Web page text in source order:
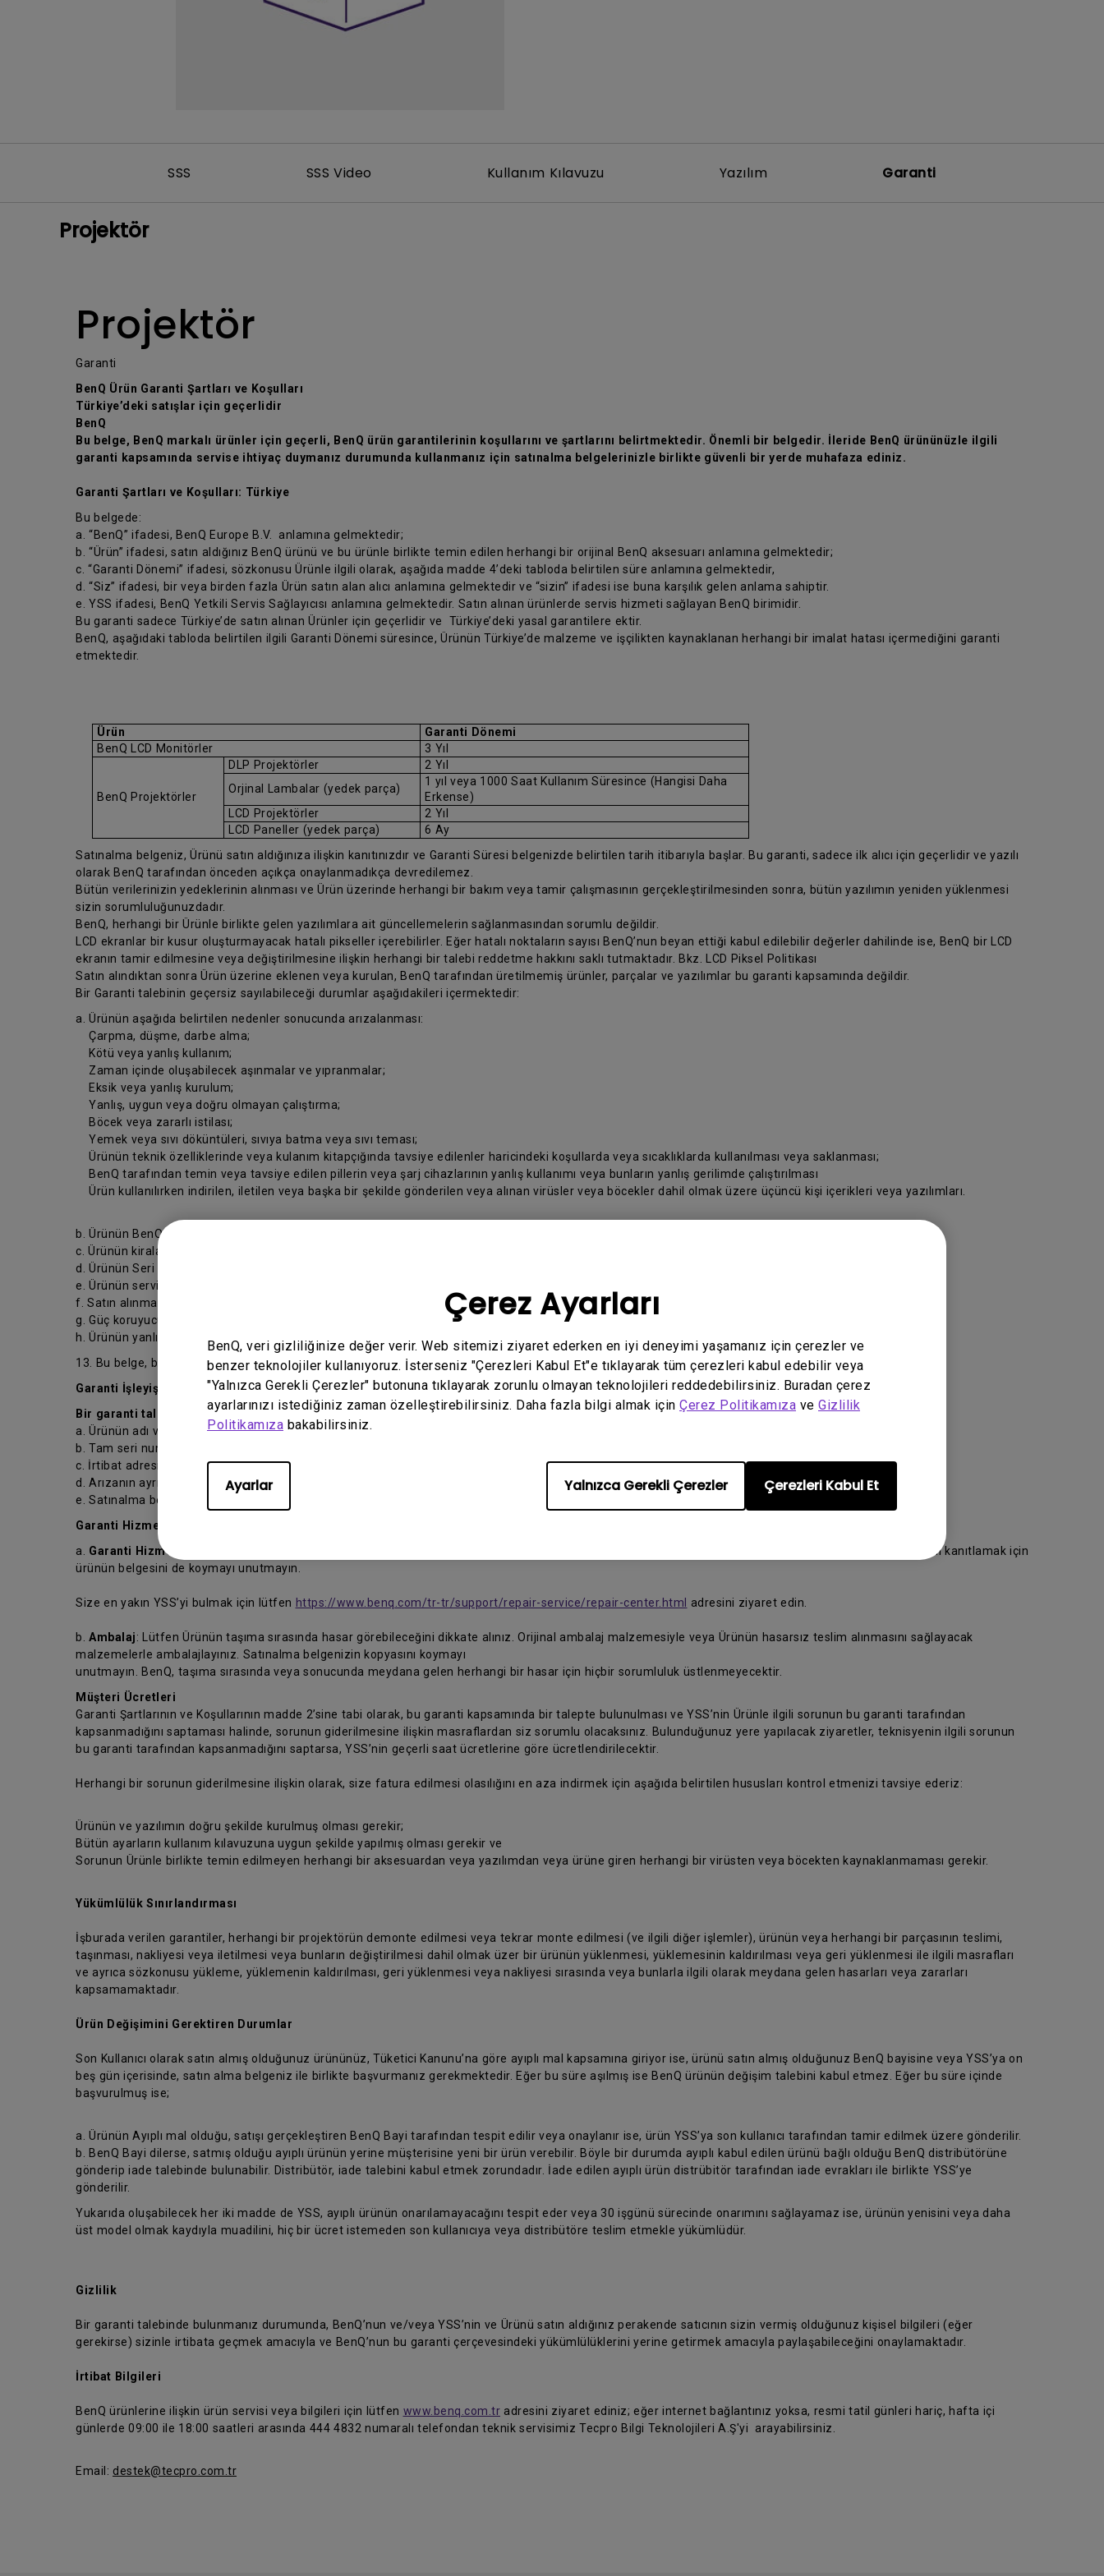
Çerez Ayarları
BenQ, veri gizliliğinize değer verir. Web sitemizi ziyaret ederken en iyi deneyimi yaşamanız için çerezler ve
benzer teknolojiler kullanıyoruz. İsterseniz "Çerezleri Kabul Et"e tıklayarak tüm çerezleri kabul edebilir veya
"Yalnızca Gerekli Çerezler" butonuna tıklayarak zorunlu olmayan teknolojileri reddedebilirsiniz. Buradan çerez
ayarlarınızı istediğiniz zaman özelleştirebilirsiniz. Daha fazla bilgi almak için Çerez Politikamıza ve Gizlilik
Politikamıza bakabilirsiniz.
Ayarlar Yalnızca Gerekli Çerezler Çerezleri Kabul Et
Düşük Giriş Gecikmesi ile
Yükseklik Ayarlı Stand ile
SSS SSS Video Kullanım Kılavuzu Yazılım Garanti
Projektör
Projektör
Garanti
BenQ Ürün Garanti Şartları ve Koşulları
Türkiye’deki satışlar için geçerlidir
BenQ
Bu belge, BenQ markalı ürünler için geçerli, BenQ ürün garantilerinin koşullarını ve şartlarını belirtmektedir. Önemli bir belgedir. İleride BenQ ürününüzle ilgili
garanti kapsamında servise ihtiyaç duymanız durumunda kullanmanız için satınalma belgelerinizle birlikte güvenli bir yerde muhafaza ediniz.
Garanti Şartları ve Koşulları: Türkiye
Bu belgede:
a. “BenQ” ifadesi, BenQ Europe B.V. anlamına gelmektedir;
b. “Ürün” ifadesi, satın aldığınız BenQ ürünü ve bu ürünle birlikte temin edilen herhangi bir orijinal BenQ aksesuarı anlamına gelmektedir;
c. “Garanti Dönemi” ifadesi, sözkonusu Ürünle ilgili olarak, aşağıda madde 4’deki tabloda belirtilen süre anlamına gelmektedir,
d. “Siz” ifadesi, bir veya birden fazla Ürün satın alan alıcı anlamına gelmektedir ve “sizin” ifadesi ise buna karşılık gelen anlama sahiptir.
e. YSS ifadesi, BenQ Yetkili Servis Sağlayıcısı anlamına gelmektedir. Satın alınan ürünlerde servis hizmeti sağlayan BenQ birimidir.
Bu garanti sadece Türkiye’de satın alınan Ürünler için geçerlidir ve Türkiye’deki yasal garantilere ektir.
BenQ, aşağıdaki tabloda belirtilen ilgili Garanti Dönemi süresince, Ürünün Türkiye’de malzeme ve işçilikten kaynaklanan herhangi bir imalat hatası içermediğini garanti
etmektedir.
Ürün
Garanti Dönemi
BenQ LCD Monitörler
3 Yıl
BenQ Projektörler
DLP Projektörler
2 Yıl
Orjinal Lambalar (yedek parça)
1 yıl veya 1000 Saat Kullanım Süresince (Hangisi Daha
Erkense)
LCD Projektörler
2 Yıl
LCD Paneller (yedek parça)
6 Ay
Satınalma belgeniz, Ürünü satın aldığınıza ilişkin kanıtınızdır ve Garanti Süresi belgenizde belirtilen tarih itibarıyla başlar. Bu garanti, sadece ilk alıcı için geçerlidir ve yazılı
olarak BenQ tarafından önceden açıkça onaylanmadıkça devredilemez.
Bütün verilerinizin yedeklerinin alınması ve Ürün üzerinde herhangi bir bakım veya tamir çalışmasının gerçekleştirilmesinden sonra, bütün yazılımın yeniden yüklenmesi
sizin sorumluluğunuzdadır.
BenQ, herhangi bir Ürünle birlikte gelen yazılımlara ait güncellemelerin sağlanmasından sorumlu değildir.
LCD ekranlar bir kusur oluşturmayacak hatalı pikseller içerebilirler. Eğer hatalı noktaların sayısı BenQ’nun beyan ettiği kabul edilebilir değerler dahilinde ise, BenQ bir LCD
ekranın tamir edilmesine veya değiştirilmesine ilişkin herhangi bir talebi reddetme hakkını saklı tutmaktadır. Bkz. LCD Piksel Politikası
Satın alındıktan sonra Ürün üzerine eklenen veya kurulan, BenQ tarafından üretilmemiş ürünler, parçalar ve yazılımlar bu garanti kapsamında değildir.
Bir Garanti talebinin geçersiz sayılabileceği durumlar aşağıdakileri içermektedir:
a. Ürünün aşağıda belirtilen nedenler sonucunda arızalanması:
Çarpma, düşme, darbe alma;
Kötü veya yanlış kullanım;
Zaman içinde oluşabilecek aşınmalar ve yıpranmalar;
Eksik veya yanlış kurulum;
Yanlış, uygun veya doğru olmayan çalıştırma;
Böcek veya zararlı istilası;
Yemek veya sıvı döküntüleri, sıvıya batma veya sıvı teması;
Ürünün teknik özelliklerinde veya kulanım kitapçığında tavsiye edilenler haricindeki koşullarda veya sıcaklıklarda kullanılması veya saklanması;
BenQ tarafından temin veya tavsiye edilen pillerin veya şarj cihazlarının yanlış kullanımı veya bunların yanlış gerilimde çalıştırılması
Ürün kullanılırken indirilen, iletilen veya başka bir şekilde gönderilen veya alınan virüsler veya böcekler dahil olmak üzere üçüncü kişi içerikleri veya yazılımları.
b. Ürünün BenQ tarafından yazılı olarak izin verilmeden değiştirilmesi.
c. Ürünün kiralanması
d. Ürünün Seri numarasının veya garanti mührünün kaldırılması veya silinmesi.
e. Ürünün servis veya tamir işleminin, BenQ veya bir YSS dışında herhangi biri tarafından yapılması.
f. Satın alınma tarihinden itibaren 7 gün içerisinde raporlanmayan orjinal kutu içerisinden eksik çıkan Ürüne ait akseuarlar veya yazılımlar
g. Güç koruyucuları veya ekran koruyucularının kullanılmaması sonucunda ekran üzerinde oluşabilecek izler
h. Ürünün yanlış kullanılması veya normal ayarlarının yanlış yapılması.
13. Bu belge, bu belgenin ilgili olduğu sözleşme ve siz ve BenQ arasındaki ilişki, Ürünü satın aldığınız Türkiye’de yürürlükte olan yasalara göre yürütülecektir.
Garanti İşleyişi
Bir garanti talebi başlatmadan önce, lütfen aşağıda belirtilen bilgileri hazırlayınız:
a. Ürünün adı veya model numarası;
b. Tam seri numarası;
c. İrtibat adresiniz, e-postanız, telefon ve faks numaralarınız;
d. Arızanın ayrıntılı açıklaması ve
e. Satınalma belgesi.
Garanti Hizmeti Almak İçin.
a. Garanti Hizmeti
: Garanti hizmeti almak için, ürünü tamir için bir BenQ Yetkili Servis Sağlayıcısına (YSS) gönderin veya götürün. Lütfen satın alma tarihini kanıtlamak için
ürünün belgesini de koymayı unutmayın.
Size en yakın YSS’yi bulmak için lütfen https://www.benq.com/tr-tr/support/repair-service/repair-center.html adresini ziyaret edin.
b. Ambalaj: Lütfen Ürünün taşıma sırasında hasar görebileceğini dikkate alınız. Orijinal ambalaj malzemesiyle veya Ürünün hasarsız teslim alınmasını sağlayacak
malzemelerle ambalajlayınız. Satınalma belgenizin kopyasını koymayı
unutmayın. BenQ, taşıma sırasında veya sonucunda meydana gelen herhangi bir hasar için hiçbir sorumluluk üstlenmeyecektir.
Müşteri Ücretleri
Garanti Şartlarının ve Koşullarının madde 2’sine tabi olarak, bu garanti kapsamında bir talepte bulunulması ve YSS’nin Ürünle ilgili sorunun bu garanti tarafından
kapsanmadığını saptaması halinde, sorunun giderilmesine ilişkin masraflardan siz sorumlu olacaksınız. Bulunduğunuz yere yapılacak ziyaretler, teknisyenin ilgili sorunun
bu garanti tarafından kapsanmadığını saptarsa, YSS’nin geçerli saat ücretlerine göre ücretlendirilecektir.
Herhangi bir sorunun giderilmesine ilişkin olarak, size fatura edilmesi olasılığını en aza indirmek için aşağıda belirtilen hususları kontrol etmenizi tavsiye ederiz:
Ürünün ve yazılımın doğru şekilde kurulmuş olması gerekir;
Bütün ayarların kullanım kılavuzuna uygun şekilde yapılmış olması gerekir ve
Sorunun Ürünle birlikte temin edilmeyen herhangi bir aksesuardan veya yazılımdan veya ürüne giren herhangi bir virüsten veya böcekten kaynaklanmaması gerekir.
Yükümlülük Sınırlandırması
İşburada verilen garantiler, herhangi bir projektörün demonte edilmesi veya tekrar monte edilmesi (ve ilgili diğer işlemler), ürünün veya herhangi bir parçasının teslimi,
taşınması, nakliyesi veya iletilmesi veya bunların değiştirilmesi dahil olmak üzer bir ürünün yüklenmesi, yüklemesinin kaldırılması veya geri yüklenmesi ile ilgili masrafları
ve ayrıca sözkonusu yükleme, yüklemenin kaldırılması, geri yüklenmesi veya nakliyesi sırasında veya bunlarla ilgili olarak meydana gelen hasarları veya zararları
kapsamamaktadır.
Ürün Değişimini Gerektiren Durumlar
Son Kullanıcı olarak satın almış olduğunuz ürününüz, Tüketici Kanunu’na göre ayıplı mal kapsamına giriyor ise, ürünü satın almış olduğunuz BenQ bayisine veya YSS’ya on
beş gün içerisinde, satın alma belgeniz ile birlikte başvurmanız gerekmektedir. Eğer bu süre aşılmış ise BenQ ürünün değişim talebini kabul etmez. Eğer bu süre içinde
başvurulmuş ise;
a. Ürünün Ayıplı mal olduğu, satışı gerçekleştiren BenQ Bayi tarafından tespit edilir veya onaylanır ise, ürün YSS’ya son kullanıcı tarafından tamir edilmek üzere gönderilir.
b. BenQ Bayi dilerse, satmış olduğu ayıplı ürünün yerine müşterisine yeni bir ürün verebilir. Böyle bir durumda ayıplı kabul edilen ürünü bağlı olduğu BenQ distribütörüne
gönderip iade talebinde bulunabilir. Distribütör, iade talebini kabul etmek zorundadır. İade edilen ayıplı ürün distrübitör tarafından iade evrakları ile birlikte YSS’ye
gönderilir.
Yukarıda oluşabilecek her iki madde de YSS, ayıplı ürünün onarılamayacağını tespit eder veya 30 işgünü sürecinde onarımını sağlayamaz ise, ürünün yenisini veya daha
üst model olmak kaydıyla muadilini, hiç bir ücret istemeden son kullanıcıya veya distribütöre teslim etmekle yükümlüdür.
Gizlilik
Bir garanti talebinde bulunmanız durumunda, BenQ’nun ve/veya YSS’nin ve Ürünü satın aldığınız perakende satıcının sizin vermiş olduğunuz kişisel bilgileri (eğer
gerekirse) sizinle irtibata geçmek amacıyla ve BenQ’nun bu garanti çerçevesindeki yükümlülüklerini yerine getirmek amacıyla paylaşabileceğini onaylamaktadır.
İrtibat Bilgileri
BenQ ürünlerine ilişkin ürün servisi veya bilgileri için lütfen www.benq.com.tr adresini ziyaret ediniz; eğer internet bağlantınız yoksa, resmi tatil günleri hariç, hafta içi
günlerde 09:00 ile 18:00 saatleri arasında 444 4832 numaralı telefondan teknik servisimiz Tecpro Bilgi Teknolojileri A.Ş'yi arayabilirsiniz.
Email: destek@tecpro.com.tr